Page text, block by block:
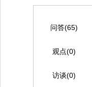
问答(65)
观点(0)
访谈(0)